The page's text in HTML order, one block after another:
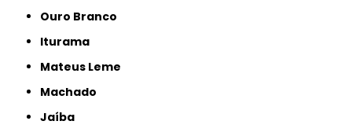
Ouro Branco
Iturama
Mateus Leme
Machado
Jaíba